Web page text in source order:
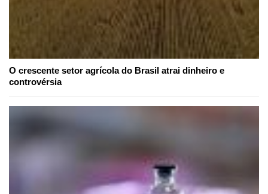
O crescente setor agrícola do Brasil atrai dinheiro e
controvérsia